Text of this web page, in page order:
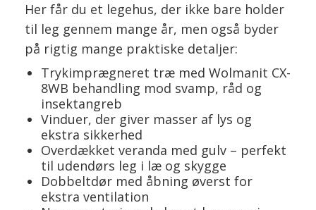
Her får du et legehus, der ikke bare holder
til leg gennem mange år, men også byder
på rigtig mange praktiske detaljer:
Trykimprægneret træ med Wolmanit CX-
8WB behandling mod svamp, råd og
insektangreb
Vinduer, der giver masser af lys og
ekstra sikkerhed
Overdækket veranda med gulv – perfekt
til udendørs leg i læ og skygge
Dobbeltdør med åbning øverst for
ekstra ventilation